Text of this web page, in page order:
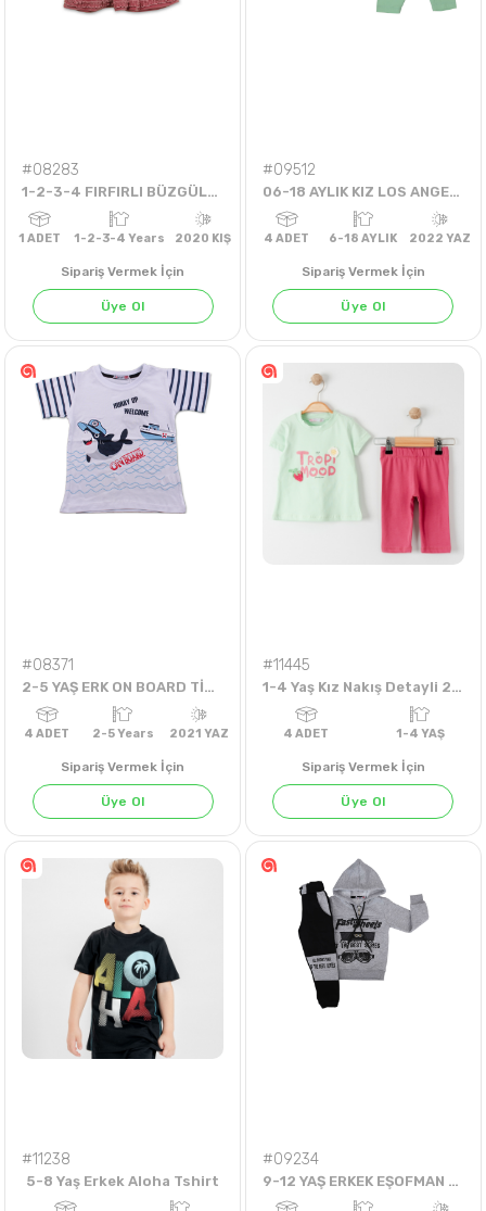
#08283
1-2-3-4 FIRFIRLI BÜZGÜLÜ ELBİSE
ADET 1-2-3-4 Years 2020 KIŞ
Sipariş Vermek İçin
Üye Ol
#09512
06-18 AYLIK KIZ LOS ANGELES ANANASLI TAYTLI TAKIM
ADET
Sipariş Vermek İçin
Üye Ol
#08371
2-5 YAŞ ERK ON BOARD TİŞÖRT
2-5 Years
Sipariş Vermek İçin
Üye Ol
#11445
1-4 Yaş Kız Nakış Detayli 2li Takım
4ADET
Sipariş Vermek İçin
Üye Ol
#11238
5-8 Yaş Erkek Aloha Tshirt
#09234
9-12 YAŞ ERKEK EŞOFMAN TAKIM